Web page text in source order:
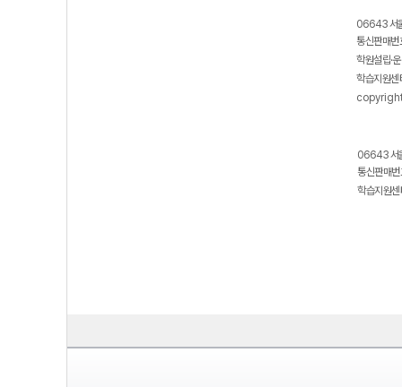
06643 서
통신판매
학원설립·
학습지원
06643 서
통신판매
학습지원